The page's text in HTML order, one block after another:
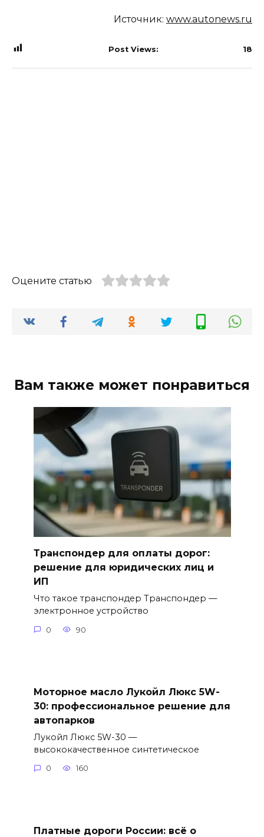
Источник: www.autonews.ru
Post Views: 18
Оцените статью
Вам также может понравиться
Транспондер для оплаты дорог:
решение для юридических лиц и
ИП
Что такое транспондер Транспондер —
электронное устройство
0 90
Моторное масло Лукойл Люкс 5W-
30: профессиональное решение для
автопарков
Лукойл Люкс 5W-30 —
высококачественное синтетическое
0 160
Платные дороги России: всё о